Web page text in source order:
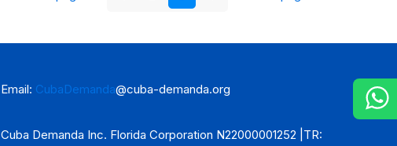
Email: CubaDemanda@cuba-demanda.org
Cuba Demanda Inc. Florida Corporation N22000001252 |TR: